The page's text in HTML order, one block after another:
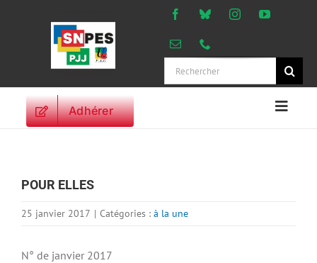
Rechercher:
Adhérer
POUR ELLES
25 janvier 2017 | Catégories : à la une
N° de janvier 2017